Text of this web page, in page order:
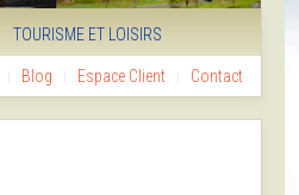
TOURISME ET LOISIRS
Blog Espace Client Contact